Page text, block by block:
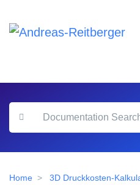
Home 3D Druckkosten-